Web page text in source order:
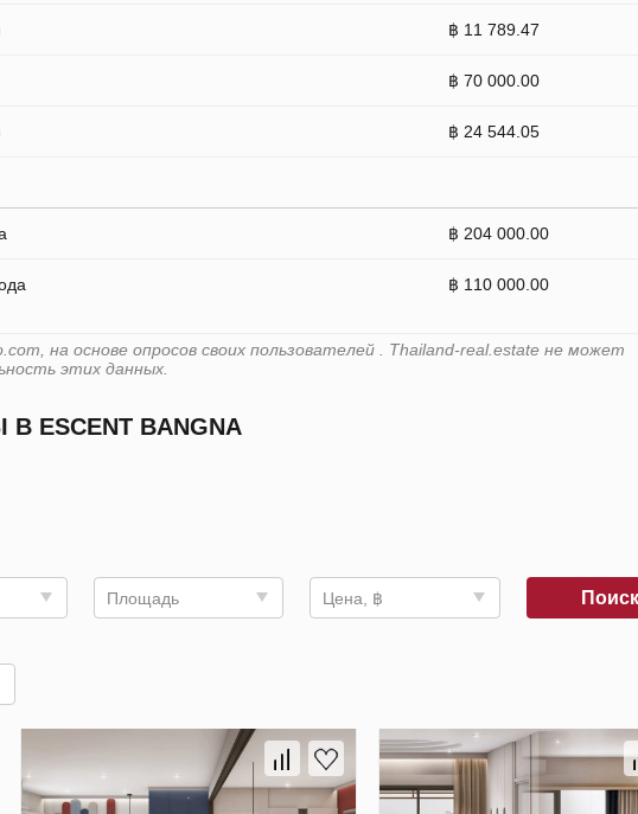
฿ 11 789.47
฿ 70 000.00
฿ 24 544.05
฿ 204 000.00
฿ 110 000.00
на основе опросов своих пользователей . Thailand-real.estate не может
этих данных.
BANGNA
Площадь Цена, ฿ Поиск